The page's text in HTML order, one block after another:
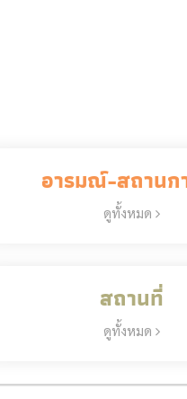
อารมณ์-สถาน
ดูทั้งหมด
สถานที่
ดูทั้งหมด